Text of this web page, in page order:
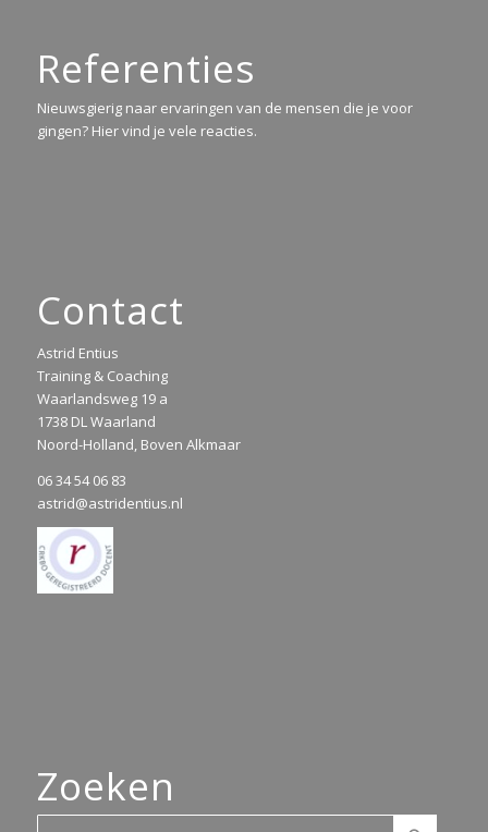
Referenties
Nieuwsgierig naar ervaringen van de mensen die je voor
gingen? Hier vind je vele reacties.
Contact
Astrid Entius
Training & Coaching
Waarlandsweg 19 a
1738 DL Waarland
Noord-Holland, Boven Alkmaar
06 34 54 06 83
astrid@astridentius.nl
Zoeken